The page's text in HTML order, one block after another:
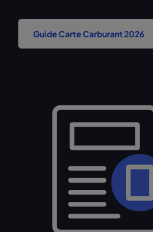
Guide Carte Carburant 2026